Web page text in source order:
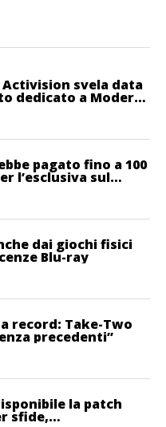
svela data
dedicato a Modern
pagato fino a 100
l’esclusiva sul
dai giochi fisici
Blu-ray
record: Take-Two
precedenti”
la patch
sfide,